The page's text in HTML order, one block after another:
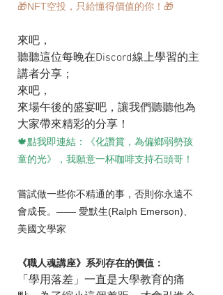
🎁NFT空投，只給懂得價值的你！🎁
來吧，
聽聽這位每晚在Discord線上學習的主
講者分享；
來吧，
來場午後的盛宴吧，讓我們聽聽他為
大家帶來精彩的分享！
🍁點我即連結：《化讚賞，為偏鄉弱勢孩
童的光》，我願意一杯咖啡支持石頭哥！
嘗試做一些你不精通的事，否則你永遠不
會成長。—— 愛默生(Ralph Emerson)、
美國文學家
《職人魂講座》系列存在的價值：
「學用落差」一直是大學教育的痛